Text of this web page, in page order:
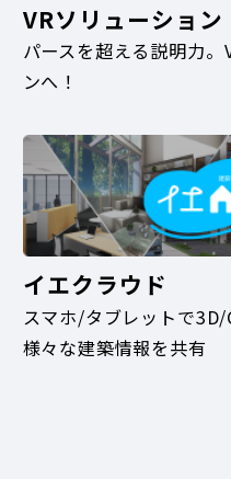
VRソリューション
パースを超える説明力
ンへ！
イエクラウド
スマホ/タブレットで
様々な建築情報を共有